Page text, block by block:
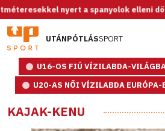
nyert a spanyolok elleni döntőben,
UTÁNPÓTLÁSSPORT
U16-OS FIÚ VÍZILABDA-
U20-AS NŐI VÍZILABDA EURÓPA-
KAJAK-KENU